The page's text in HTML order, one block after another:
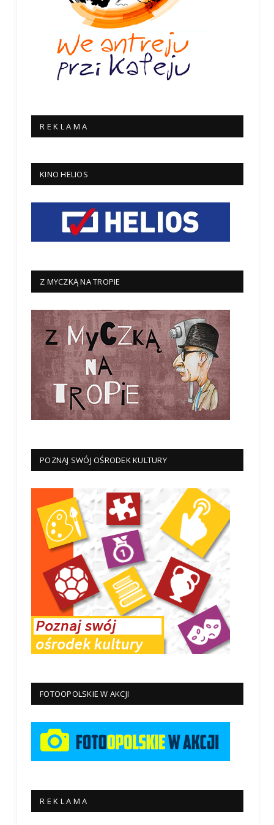
R E K L A M A
KINO HELIOS
Z MYCZKĄ NA TROPIE
POZNAJ SWÓJ OŚRODEK KULTURY
FOTOOPOLSKIE W AKCJI
R E K L A M A